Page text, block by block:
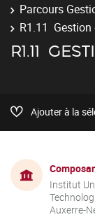
Parcours
R1.11 Gestion
R1.11
Ajouter à la
Institut
Auxerre-